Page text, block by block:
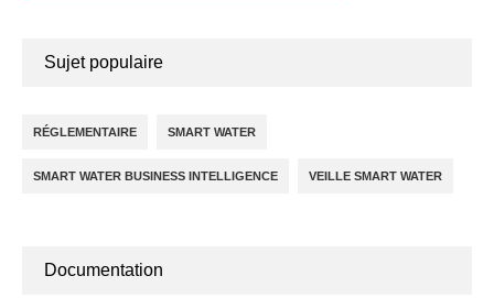
Sujet populaire
RÉGLEMENTAIRE SMART WATER
SMART WATER BUSINESS INTELLIGENCE VEILLE SMART WATER
Documentation